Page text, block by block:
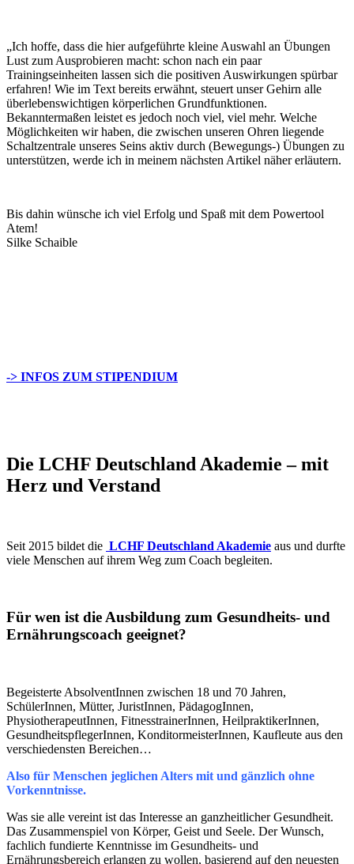
„Ich hoffe, dass die hier aufgeführte kleine Auswahl an Übungen
Lust zum Ausprobieren macht: schon nach ein paar
Trainingseinheiten lassen sich die positiven Auswirkungen spürbar
erfahren! Wie im Text bereits erwähnt, steuert unser Gehirn alle
überlebenswichtigen körperlichen Grundfunktionen.
Bekanntermaßen leistet es jedoch noch viel, viel mehr. Welche
Möglichkeiten wir haben, die zwischen unseren Ohren liegende
Schaltzentrale unseres Seins aktiv durch (Bewegungs-) Übungen zu
unterstützen, werde ich in meinem nächsten Artikel näher erläutern.
Bis dahin wünsche ich viel Erfolg und Spaß mit dem Powertool
Atem!
Silke Schaible
-> INFOS ZUM STIPENDIUM
Die LCHF Deutschland Akademie – mit
Herz und Verstand
Seit 2015 bildet die LCHF Deutschland Akademie aus und durfte
viele Menschen auf ihrem Weg zum Coach begleiten.
Für wen ist die Ausbildung zum Gesundheits- und
Ernährungscoach geeignet?
Begeisterte AbsolventInnen zwischen 18 und 70 Jahren,
SchülerInnen, Mütter, JuristInnen, PädagogInnen,
PhysiotherapeutInnen, FitnesstrainerInnen, HeilpraktikerInnen,
GesundheitspflegerInnen, KonditormeisterInnen, Kaufleute aus den
verschiedensten Bereichen…
Also für Menschen jeglichen Alters mit und gänzlich ohne
Vorkenntnisse.
Was sie alle vereint ist das Interesse an ganzheitlicher Gesundheit.
Das Zusammenspiel von Körper, Geist und Seele. Der Wunsch,
fachlich fundierte Kenntnisse im Gesundheits- und
Ernährungsbereich erlangen zu wollen, basierend auf den neuesten